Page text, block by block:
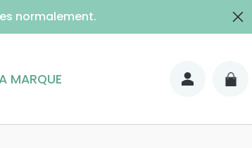
MARQUE
normalement.